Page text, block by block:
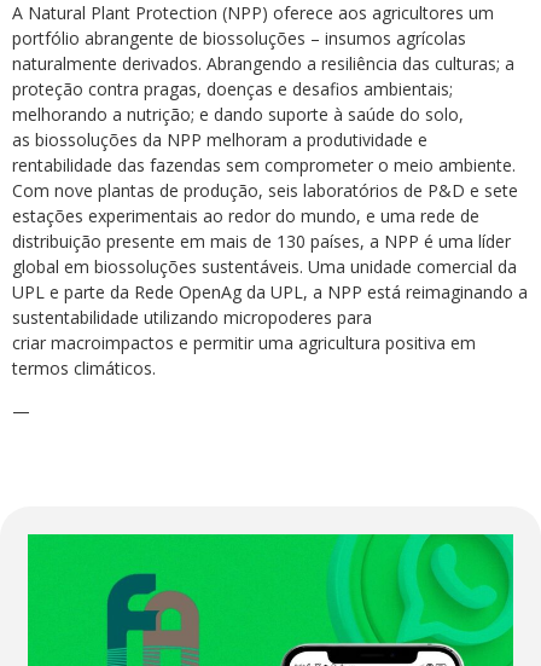
A Natural Plant Protection (NPP) oferece aos agricultores um
portfólio abrangente de biossoluções – insumos agrícolas
naturalmente derivados. Abrangendo a resiliência das culturas; a
proteção contra pragas, doenças e desafios ambientais;
melhorando a nutrição; e dando suporte à saúde do solo,
as biossoluções da NPP melhoram a produtividade e
rentabilidade das fazendas sem comprometer o meio ambiente.
Com nove plantas de produção, seis laboratórios de P&D e sete
estações experimentais ao redor do mundo, e uma rede de
distribuição presente em mais de 130 países, a NPP é uma líder
global em biossoluções sustentáveis. Uma unidade comercial da
UPL e parte da Rede OpenAg da UPL, a NPP está reimaginando a
sustentabilidade utilizando micropoderes para
criar macroimpactos e permitir uma agricultura positiva em
termos climáticos.
—